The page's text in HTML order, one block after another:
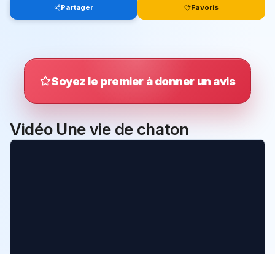
Partager Favoris
Soyez le premier à donner un avis
Vidéo Une vie de chaton